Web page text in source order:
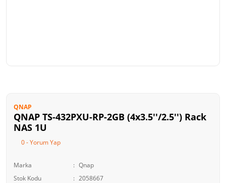
QNAP
QNAP TS-432PXU-RP-2GB (4x3.5''/2.5'') Rack
NAS 1U
0 - Yorum Yap
Marka
Qnap
Stok Kodu
2058667